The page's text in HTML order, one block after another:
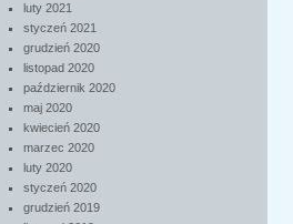
luty 2021
styczeń 2021
grudzień 2020
listopad 2020
październik 2020
maj 2020
kwiecień 2020
marzec 2020
luty 2020
styczeń 2020
grudzień 2019